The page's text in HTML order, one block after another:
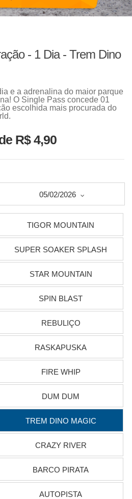
- 1 Dia - Trem Dino
e a adrenalina do maior parque
O Single Pass concede 01
escolhida mais procurada do
R$ 4,90
05/02/2026
TIGOR MOUNTAIN
SUPER SOAKER SPLASH
STAR MOUNTAIN
SPIN BLAST
REBULIÇO
RASKAPUSKA
FIRE WHIP
DUM DUM
TREM DINO MAGIC
CRAZY RIVER
BARCO PIRATA
AUTOPISTA